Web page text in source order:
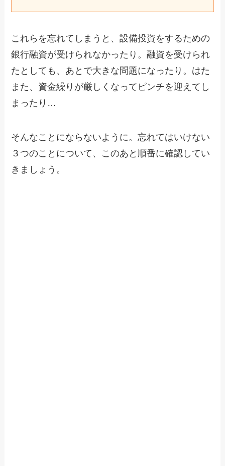
これらを忘れてしまうと、設備投資をするための
銀行融資が受けられなかったり。融資を受けられ
たとしても、あとで大きな問題になったり。はた
また、資金繰りが厳しくなってピンチを迎えてし
まったり…
そんなことにならないように。忘れてはいけない
３つのことについて、このあと順番に確認してい
きましょう。